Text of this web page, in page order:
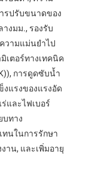
รปรับขนาดของ
างมม., รองรับ
วามแม่นยำไป
เตอร์ทางเทคนิค
การดูดซับน้ำ
งแรงของแรงอัด
และไฟเบอร์
บทาง
นในการรักษา
าน, และเพิ่มอายุ